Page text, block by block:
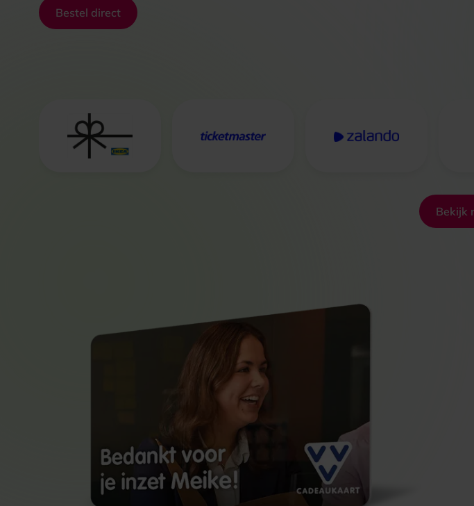
Bestel direct
Bekijk